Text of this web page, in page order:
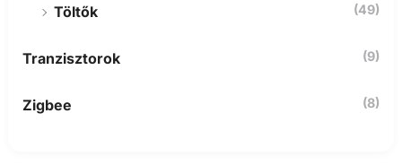
Töltők (49)
Tranzisztorok (9)
Zigbee (8)